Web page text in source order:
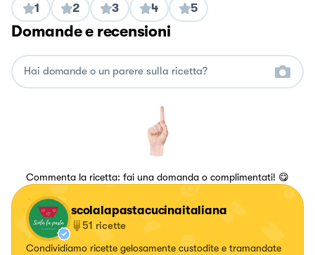
1 2 3 4 5
Domande e recensioni
Commenta la ricetta: fai una domanda o complimentati! 😋
scolalapastacucinaitaliana
51 ricette
Condividiamo ricette gelosamente custodite e tramandate